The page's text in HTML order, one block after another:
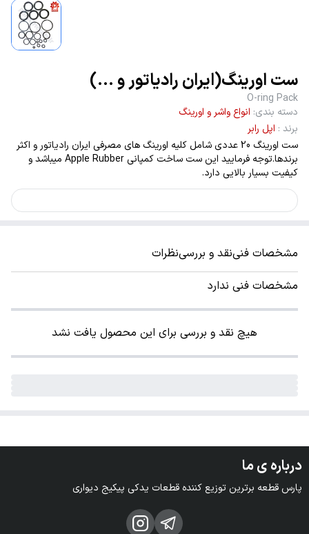
ست اورینگ(ایران رادیاتور و ...)
O-ring Pack
دسته بندی: انواع واشر و اورینگ
برند : اپل رابر
ست اورینگ 20 عددی شامل کلیه اورینگ های مصرفی ایران رادیاتور و اکثر
برندها.توجه فرمایید این ست ساخت کمپانی Apple Rubber میباشد و
کیفیت بسیار بالایی دارد.
مشخصات فنینقد و بررسینظرات
مشخصات فنی ندارد
هیچ نقد و بررسی برای این محصول یافت نشد
درباره ی ما
پارس قطعه برترین توزیع کننده قطعات یدکی پیکیج دیواری